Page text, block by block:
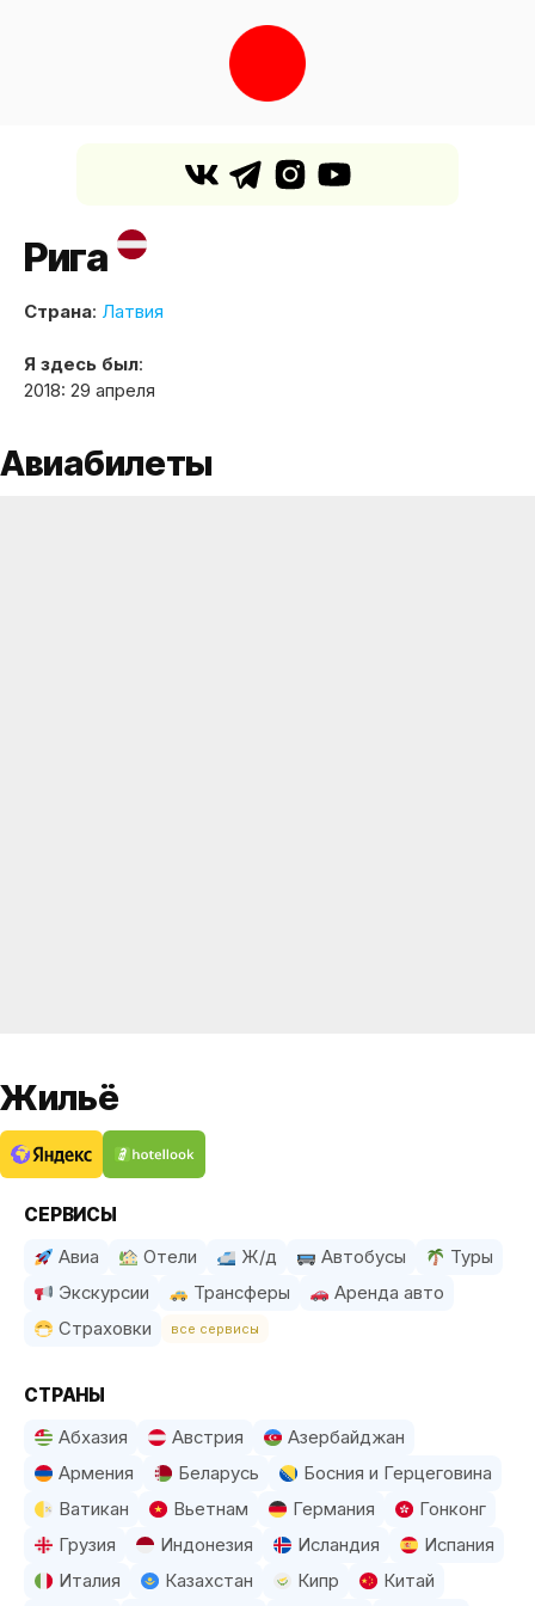
Рига
Страна: Латвия
Я здесь был:
2018: 29 апреля
Авиабилеты
Жильё
СЕРВИСЫ
Авиа Отели Ж/д Автобусы
Туры
Экскурсии
Трансферы
Аренда авто
Страховки
все сервисы
СТРАНЫ
Абхазия Австрия
Азербайджан
Армения
Беларусь
Босния и Герцеговина
Ватикан
Вьетнам Германия
Гонконг
Грузия
Индонезия Исландия
Испания
Италия
Казахстан Кипр Китай